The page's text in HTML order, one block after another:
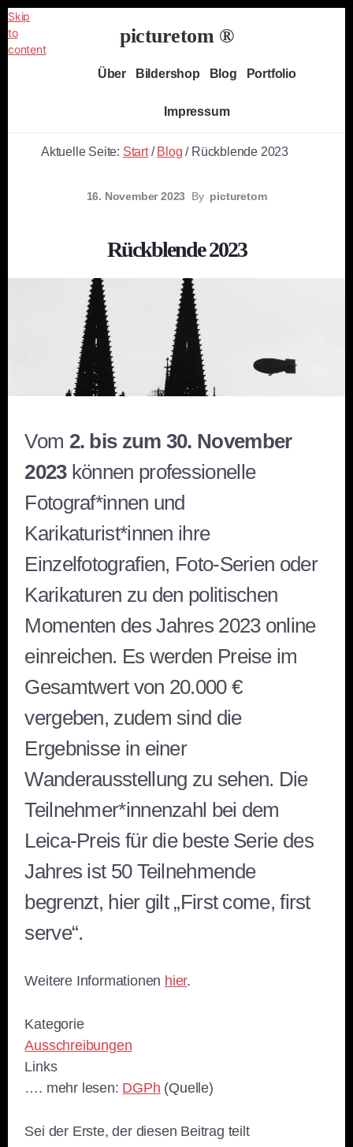
Skip
to
content
picturetom ®
Independent
Über Bildershop Blog Portfolio
Impressum
Aktuelle Seite: Start / Blog /Rückblende 2023
16. November 2023 By picturetom
Rückblende 2023
Vom 2. bis zum 30. November
2023können professionelle
Fotograf*innen und
Karikaturist*innen ihre
Einzelfotografien, Foto-Serien oder
Karikaturen zu den politischen
Momenten des Jahres 2023 online
einreichen. Es werden Preise im
Gesamtwert von 20.000 €
vergeben, zudem sind die
Ergebnisse in einer
Wanderausstellung zu sehen. Die
Teilnehmer*innenzahl bei dem
Leica-Preis für die beste Serie des
Jahres ist 50 Teilnehmende
begrenzt, hier gilt „First come, first
serve“.
Weitere Informationen hier.
Kategorie
Ausschreibungen
Links
…. mehr lesen: DGPh (Quelle)
Sei der Erste, der diesen Beitrag teilt